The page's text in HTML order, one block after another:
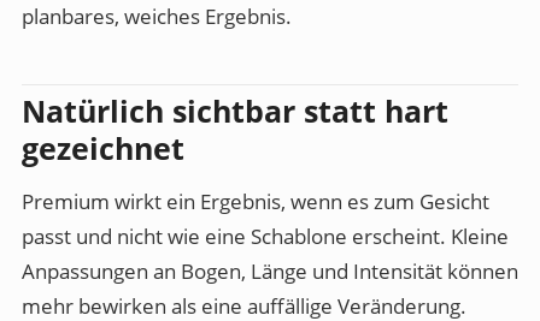
planbares, weiches Ergebnis.
Natürlich sichtbar statt hart
gezeichnet
Premium wirkt ein Ergebnis, wenn es zum Gesicht
passt und nicht wie eine Schablone erscheint. Kleine
Anpassungen an Bogen, Länge und Intensität können
mehr bewirken als eine auffällige Veränderung.